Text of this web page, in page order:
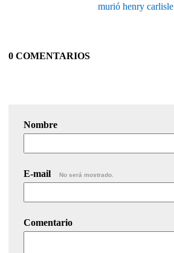
murió henry carlisle
0 COMENTARIOS
Nombre
E-mail No será mostrado.
Comentario